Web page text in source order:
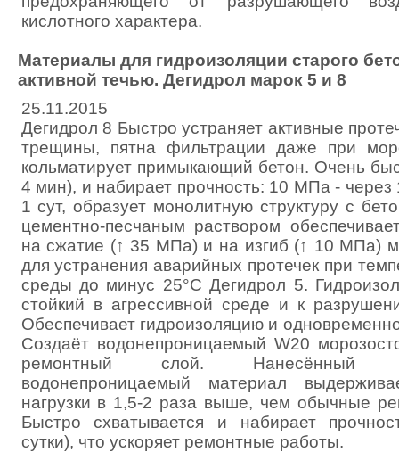
кислотного характера.
Материалы для гидроизоляции старого
активной течью. Дегидрол марок 5 и 8
25.11.2015
Дегидрол 8 Быстро устраняет активные
трещины, пятна фильтрации даже при
кольматирует примыкающий бетон. Очень
4 мин), и набирает прочность: 10 МПа -
1 сут, образует монолитную структуру с
цементно-песчаным раствором
на сжатие (↑ 35 МПа) и на изгиб (↑ 10 МПа)
для устранения аварийных протечек при
среды до минус 25°С Дегидрол 5.
стойкий в агрессивной среде и к
Обеспечивает гидроизоляцию и
Создаёт водонепроницаемый W20
ремонтный слой. Нанесённый
водонепроницаемый материал
нагрузки в 1,5-2 раза выше, чем обычные
Быстро схватывается и набирает
сутки), что ускоряет ремонтные работы.